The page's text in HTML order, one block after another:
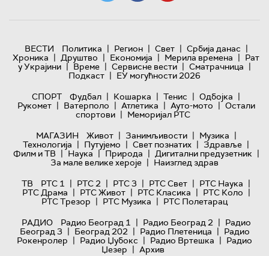
ВЕСТИ Политика | Регион | Свет | Србија данас |
Хроника | Друштво | Економија | Мерила времена | Рат
у Украјини | Време | Сервисне вести | Сматрачница |
Подкаст | ЕУ могућности 2026
СПОРТ
Фудбал | Кошарка | Тенис | Одбојка |
Рукомет | Ватерполо | Атлетика | Ауто-мото | Остали
спортови | Меморијал РТС
МАГАЗИН
Живот | Занимљивости | Музика |
Технологијa | Путујемо | Свет познатих | Здравље |
Филм и ТВ | Наука | Природа | Дигитални предузетник |
За мале велике хероје | Наизглед здрав
ТВ
РТС 1 | РТС 2 | РТС 3 | РТС Свет | РТС Наука |
РТС Драма | РТС Живот | РТС Класика | РТС Коло |
РТС Трезор | РТС Музика | РТС Полетарац
РАДИО
Радио Београд 1 | Радио Београд 2 | Радио
Београд 3 | Београд 202 | Радио Плетеница | Радио
Рокенролер | Радио Џубокс | Радио Вртешка | Радио
Џезер | Архив